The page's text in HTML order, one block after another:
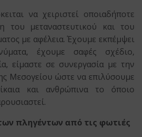
να χειριστεί οποιαδήποτε
του μεταναστευτικού και του
με αφέλεια. Έχουμε εκπέμψει
έχουμε σαφές σχέδιο,
είμαστε σε συνεργασία με την
Μεσογείου ώστε να επιλύσουμε
και ανθρώπινα το όποιο
πληγέντων από τις φωτιές